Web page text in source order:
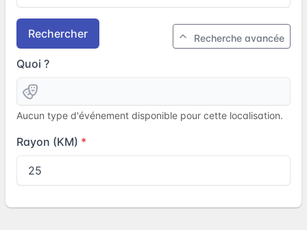
Rechercher Recherche avancée
Quoi ?
Aucun type d'événement disponible pour cette localisation.
Rayon (KM)